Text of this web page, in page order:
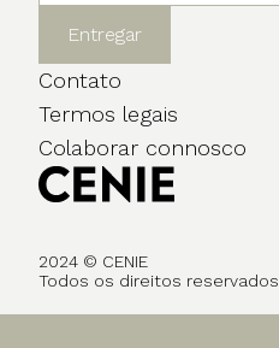
Entregar
Contato
Termos legais
Colaborar connosco
2024 © CENIE
Todos os direitos reservados